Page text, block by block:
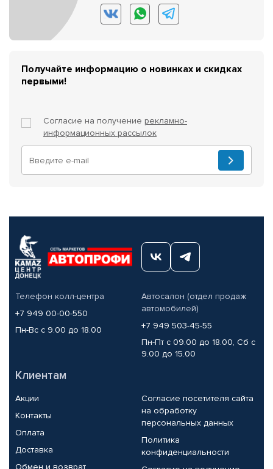
Получайте информацию о новинках и скидках
первыми!
Согласие на получение рекламно-
информационных рассылок
Телефон колл-центра
+7 949 00-00-550
Пн-Вс с 9.00 до 18.00
Автосалон (отдел продаж
автомобилей)
+7 949 503-45-55
Пн-Пт с 09.00 до 18.00, Сб с
9.00 до 15.00
Клиентам
Акции
Контакты
Оплата
Доставка
Обмен и возврат
Согласие посетителя сайта
на обработку
персональных данных
Политика
конфиденциальности